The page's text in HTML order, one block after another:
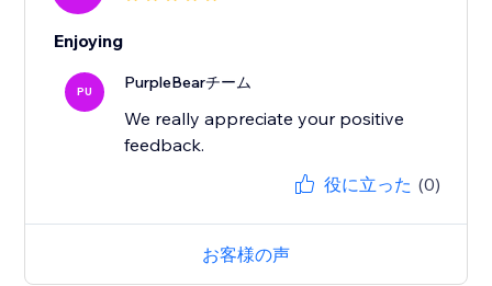
Enjoying
PU PurpleBearチーム
We really appreciate your positive
feedback.
役に立った (0)
お客様の声